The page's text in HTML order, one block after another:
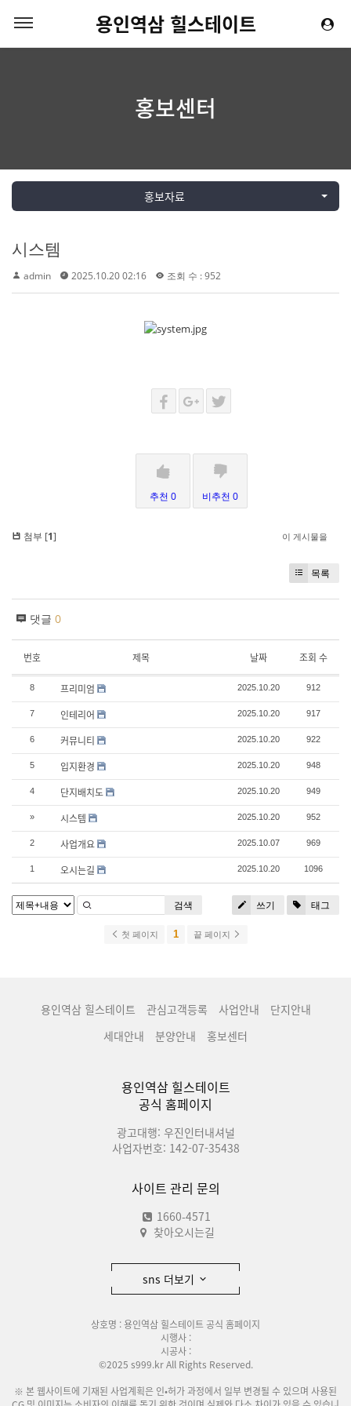
용인역삼 힐스테이트
홍보센터
홍보자료
시스템
admin 2025.10.20 02:16 조회 수 : 952
추천 0 비추천 0
첨부 [1] 이 게시물을
목록
댓글 0
번호 제목 날짜 조회 수
8 프리미엄 2025.10.20 912
7 인테리어 2025.10.20 917
6 커뮤니티 2025.10.20 922
5 입지환경 2025.10.20 948
4 단지배치도 2025.10.20 949
» 시스템 2025.10.20 952
2 사업개요 2025.10.07 969
1 오시는길 2025.10.20 1096
쓰기 태그
검색
첫 페이지 1 끝 페이지
용인역삼 힐스테이트 관심고객등록 사업안내
단지안내
세대안내
분양안내 홍보센터
용인역삼 힐스테이트
공식 홈페이지
광고대행: 우진인터내셔널
사업자번호: 142-07-35438
사이트 관리 문의
1660-4571
찾아오시는길
sns 더보기
상호명 : 용인역삼 힐스테이트 공식 홈페이지
시행사 :
시공사 :
©2025 s999.kr All Rights Reserved.
※ 본 웹사이트에 기재된 사업계획은 인•허가 과정에서 일부 변경될 수 있으며 사용된